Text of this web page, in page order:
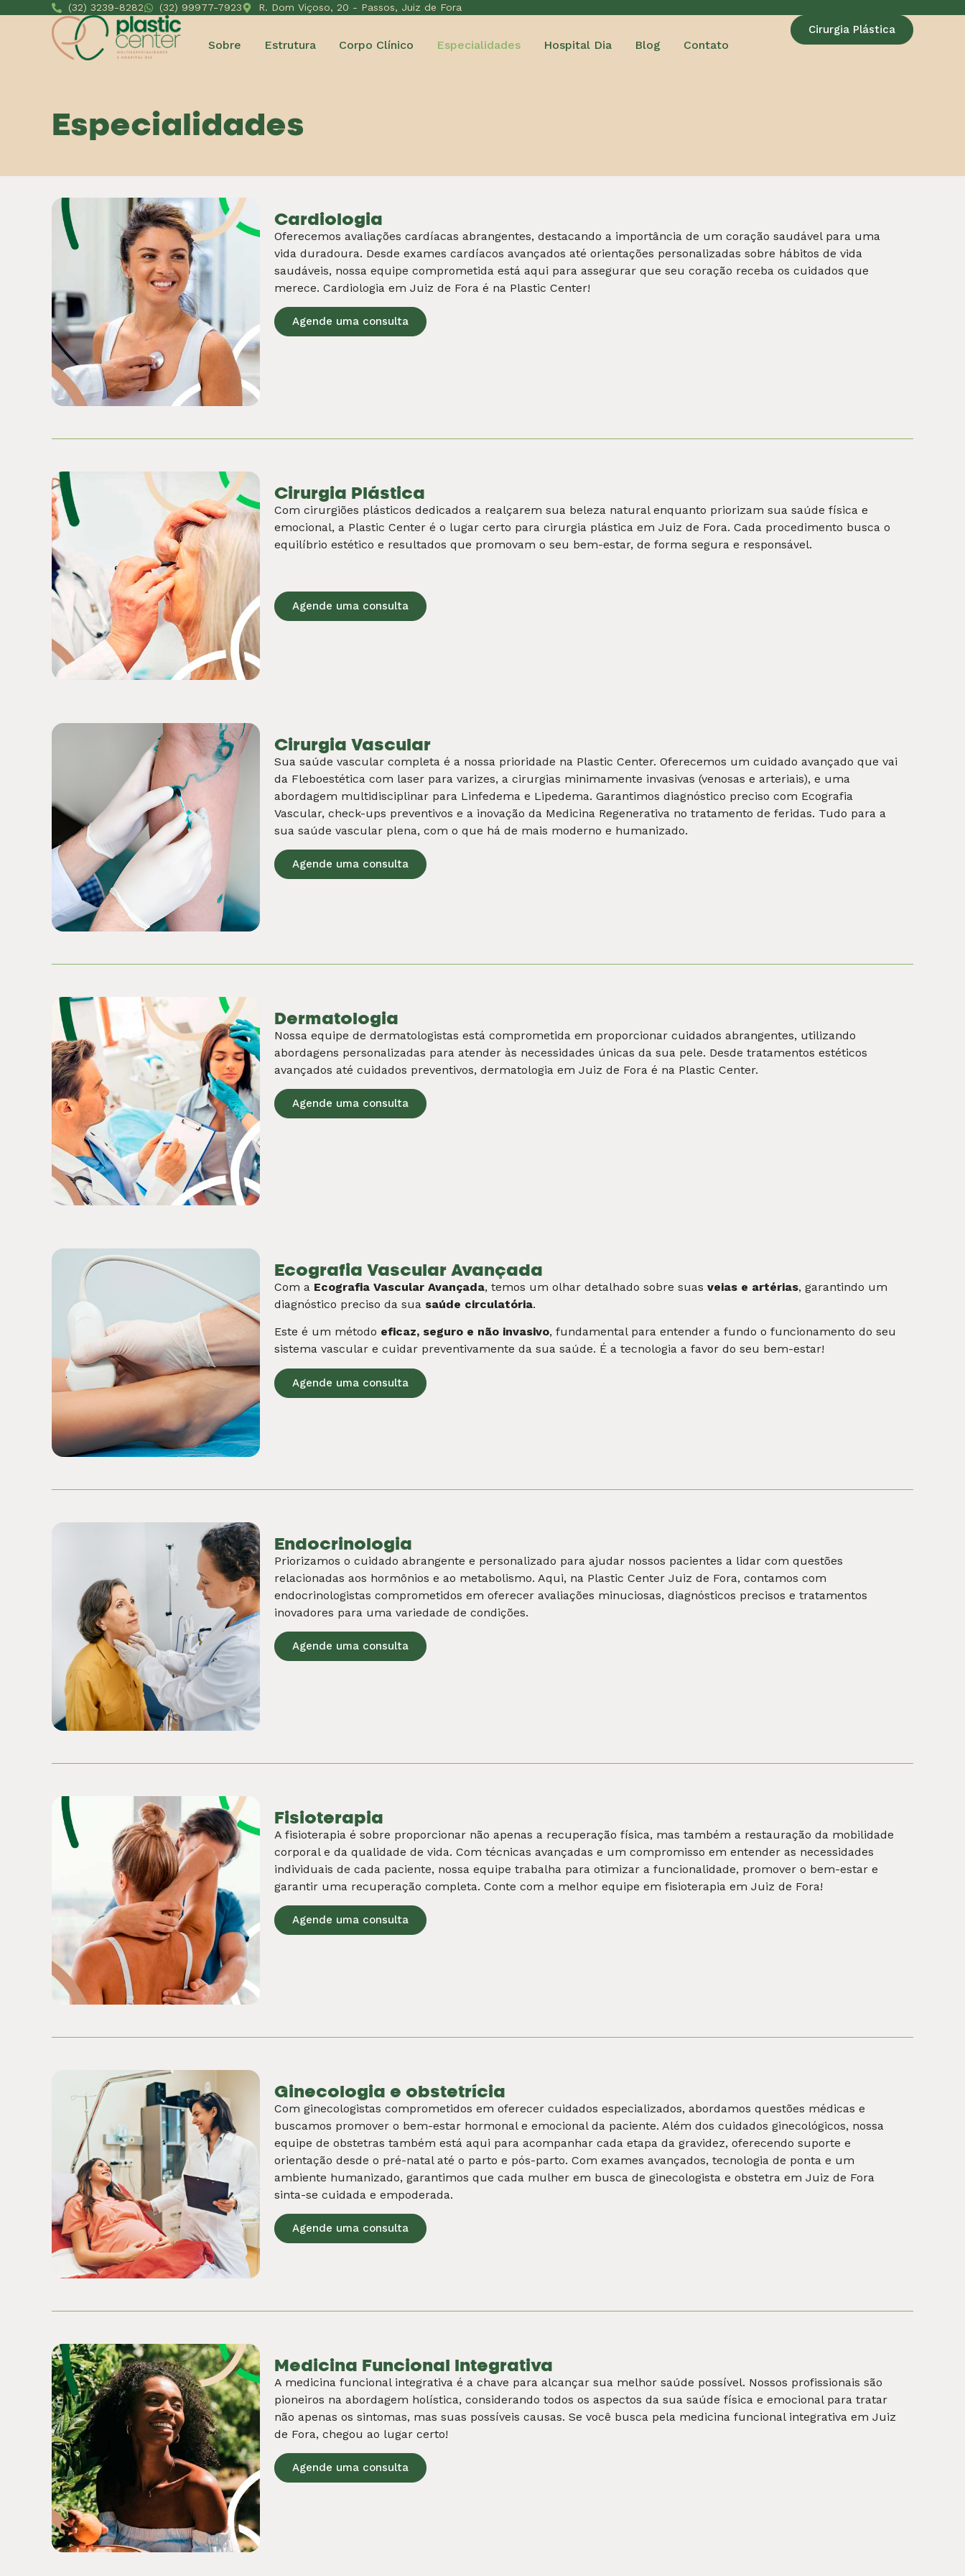
Agende uma consulta
diagnóstico preciso da sua
Este é um método eficaz, seguro e não invasivo
, fundamental para entender a fundo o funcionamento do seu
sistema vascular e cuidar preventivamente da sua saúde. É a tecnologia a favor do seu bem-estar!
Agende uma consulta
relacionadas aos hormônios e ao metabolismo. Aqui, na Plastic Center Juiz de Fora, contamos com
endocrinologistas comprometidos em oferecer avaliações minuciosas, diagnósticos precisos e tratamentos
inovadores para uma variedade de condições.
Fisioterapia
A fisioterapia é sobre proporcionar não apenas a recuperação física, mas também a restauração da mobilidade
corporal e da qualidade de vida. Com técnicas avançadas e um compromisso em entender as necessidades
individuais de cada paciente, nossa equipe trabalha para otimizar a funcionalidade, promover o bem-estar e
garantir uma recuperação completa. Conte com a melhor equipe em fisioterapia em Juiz de Fora!
Agende uma consulta
Ginecologia e obstetrícia
Com ginecologistas comprometidos em oferecer cuidados especializados, abordamos questões médicas e
buscamos promover o bem-estar hormonal e emocional da paciente. Além dos cuidados ginecológicos, nossa
equipe de obstetras também está aqui para acompanhar cada etapa da gravidez, oferecendo suporte e
orientação desde o pré-natal até o parto e pós-parto. Com exames avançados, tecnologia de ponta e um
ambiente humanizado, garantimos que cada mulher em busca de ginecologista e obstetra em Juiz de Fora
sinta-se cuidada e empoderada.
Medicina Funcional Integrativa
A medicina funcional integrativa é a chave para alcançar sua melhor saúde possível. Nossos profissionais são
pioneiros na abordagem holística, considerando todos os aspectos da sua saúde física e emocional para tratar
não apenas os sintomas, mas suas possíveis causas. Se você busca pela medicina funcional integrativa em Juiz
de Fora, chegou ao lugar certo!
Agende uma consulta
Nutrição
Nosso time de nutricionistas oferece orientação especializada para auxiliar o paciente a alcançar seus objetivos,
por meio de planos alimentares personalizados adaptados às suas necessidades individuais. Se você busca por
atendimento diferenciado de nutricionista em Juiz de Fora, conte com a Plastic Center. Por meio da perspectiva
holística, promovemos uma relação entre alimentação, estilo de vida e saúde, visando promover mudanças
duradouras e significativas para o bem-estar de forma geral.
Nutrologia
Descubra o poder da nutrologia na Plastic Center, onde adotamos uma abordagem personalizada para
melhorar sua saúde e bem-estar. Com nutrólogos especializados de Juiz de Fora, criamos planos adaptados às
suas necessidades, integrando a nutrição com outros serviços para os melhores resultados.
Agende uma consulta
Ortopedia
A especialidade que cuida de seus ossos, músculos, ligamentos e articulações. Nosso foco é garantir sua
liberdade de movimento, aliviando dores e restaurando funções.
Do diagnóstico à reabilitação, promovemos sua qualidade de vida. Mova-se livremente, viva sem limitações! É a
ciência a favor do seu bem-estar.
Agende uma consulta
Psicologia
Para quem procura por psicólogos em Juiz de Fora, nossos especialistas realizam suporte individualizado e
empático, utilizando abordagens terapêuticas comprovadas para ajudar o paciente a compreender e superar
dificuldades, desenvolver habilidades de enfrentamento e alcançar o equilíbrio emocional.
Agende uma consulta